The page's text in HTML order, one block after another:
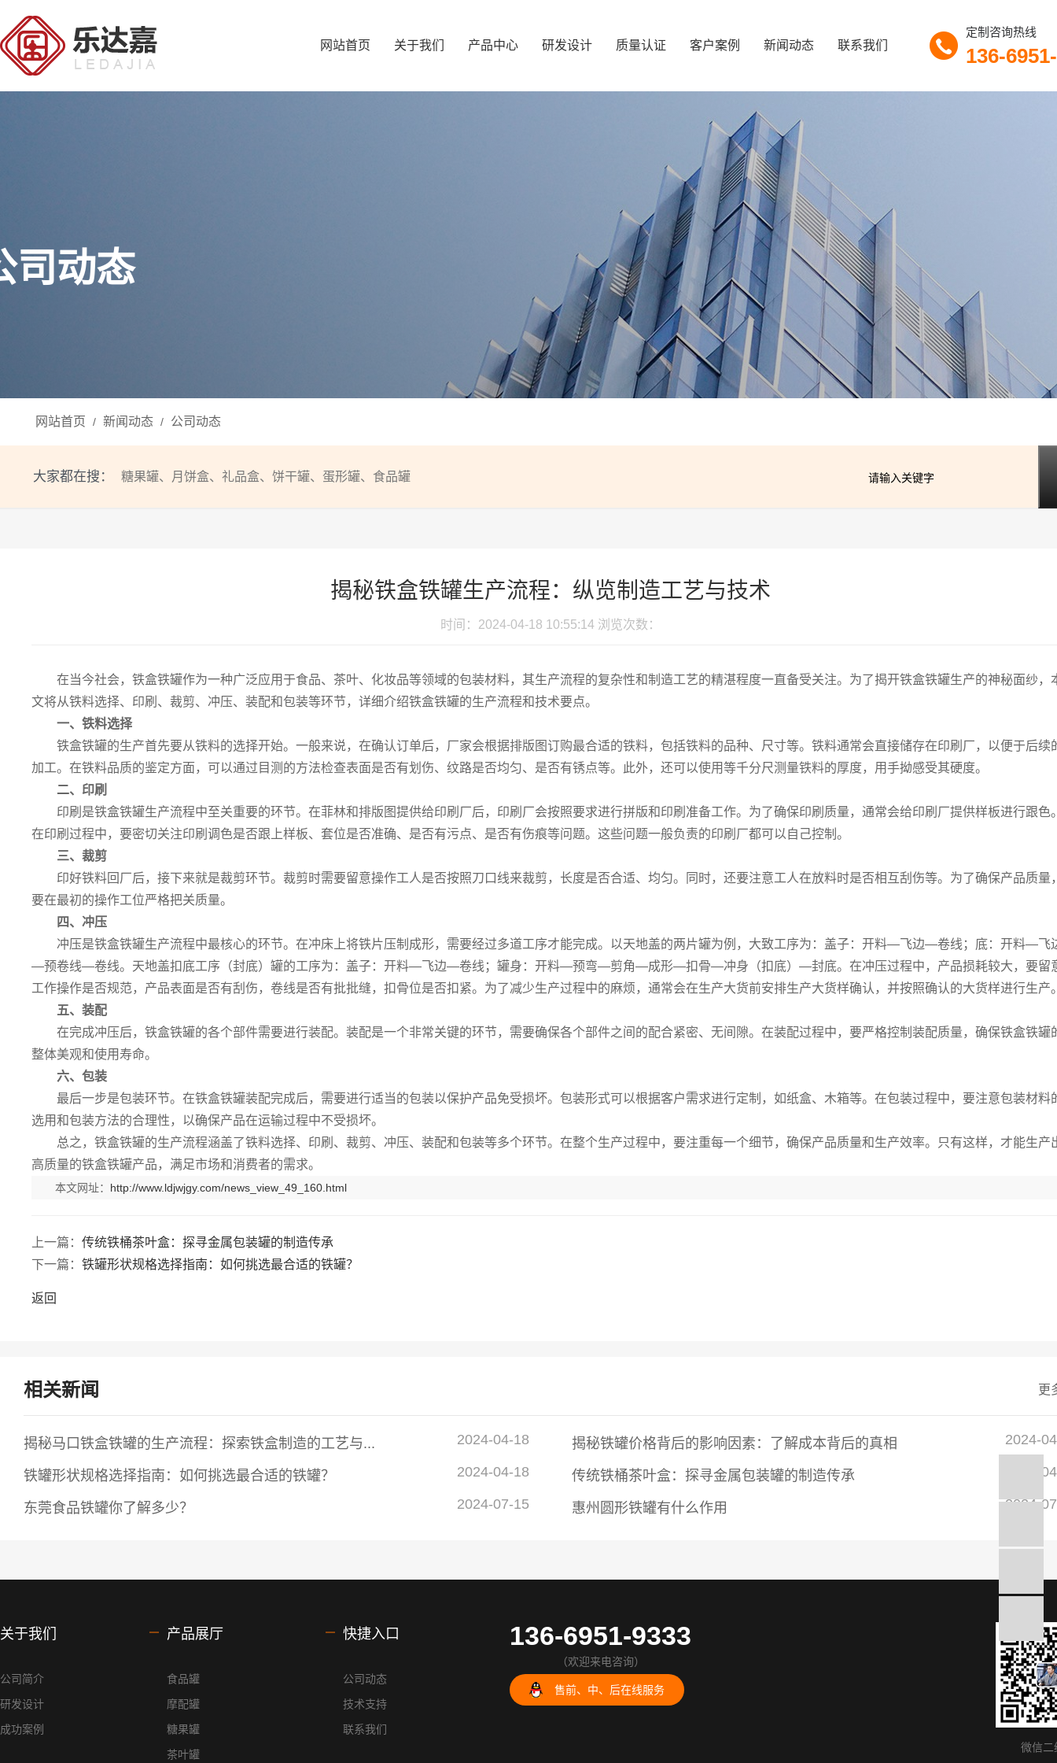
网站首页 关于我们 产品中心 研发设计 质量认证 客户案例 新闻动态 联系我们
定制咨询热线
136-
司动态
网站首页 / 新闻动态 / 公司动态
大家都在搜： 糖果罐、 月饼盒、 礼品盒、 饼干罐、 蛋形罐、 食品罐
揭秘铁盒铁罐生产流程：纵览制造工艺与技术
时间：2024-04-18 10:55:14 浏览次数：
在当今社会，铁盒铁罐作为一种广泛应用于食品、茶叶、化妆品等领域的包装材料，其生产流程的复杂性和制造工艺的精湛程度一直备受关注。为了揭开铁盒铁罐生产的神秘面纱，
文将从铁料选择、印刷、裁剪、冲压、装配和包装等环节，详细介绍铁盒铁罐的生产流程和技术要点。
一、铁料选择
铁盒铁罐的生产首先要从铁料的选择开始。一般来说，在确认订单后，厂家会根据排版图订购最合适的铁料，包括铁料的品种、尺寸等。铁料通常会直接储存在印刷厂，以便于后续
加工。在铁料品质的鉴定方面，可以通过目测的方法检查表面是否有划伤、纹路是否均匀、是否有锈点等。此外，还可以使用等千分尺测量铁料的厚度，用手拗感受其硬度。
二、印刷
印刷是铁盒铁罐生产流程中至关重要的环节。在菲林和排版图提供给印刷厂后，印刷厂会按照要求进行拼版和印刷准备工作。为了确保印刷质量，通常会给印刷厂提供样板进行跟色
在印刷过程中，要密切关注印刷调色是否跟上样板、套位是否准确、是否有污点、是否有伤痕等问题。这些问题一般负责的印刷厂都可以自己控制。
三、裁剪
印好铁料回厂后，接下来就是裁剪环节。裁剪时需要留意操作工人是否按照刀口线来裁剪，长度是否合适、均匀。同时，还要注意工人在放料时是否相互刮伤等。为了确保产品质量
要在最初的操作工位严格把关质量。
四、冲压
冲压是铁盒铁罐生产流程中最核心的环节。在冲床上将铁片压制成形，需要经过多道工序才能完成。以天地盖的两片罐为例，大致工序为：盖子：开料—飞边—卷线；底：开料—飞
—预卷线—卷线。天地盖扣底工序（封底）罐的工序为：盖子：开料—飞边—卷线；罐身：开料—预弯—剪角—成形—扣骨—冲身（扣底）—封底。在冲压过程中，产品损耗较大，要留
工作操作是否规范，产品表面是否有刮伤，卷线是否有批批缝，扣骨位是否扣紧。为了减少生产过程中的麻烦，通常会在生产大货前安排生产大货样确认，并按照确认的大货样进行生产
五、装配
在完成冲压后，铁盒铁罐的各个部件需要进行装配。装配是一个非常关键的环节，需要确保各个部件之间的配合紧密、无间隙。在装配过程中，要严格控制装配质量，确保铁盒铁罐
整体美观和使用寿命。
六、包装
最后一步是包装环节。在铁盒铁罐装配完成后，需要进行适当的包装以保护产品免受损坏。包装形式可以根据客户需求进行定制，如纸盒、木箱等。在包装过程中，要注意包装材料
选用和包装方法的合理性，以确保产品在运输过程中不受损坏。
总之，铁盒铁罐的生产流程涵盖了铁料选择、印刷、裁剪、冲压、装配和包装等多个环节。在整个生产过程中，要注重每一个细节，确保产品质量和生产效率。只有这样，才能生产
高质量的铁盒铁罐产品，满足市场和消费者的需求。
本文网址： http://www.ldjwjgy.com/news_view_49_160.html
上一篇： 传统铁桶茶叶盒：探寻金属包装罐的制造传承
下一篇： 铁罐形状规格选择指南：如何挑选最合适的铁罐？
返回
相关新闻 更
揭秘马口铁盒铁罐的生产流程：探索铁盒制造的工艺与... 2024-04-18 揭秘铁罐价格背后的影响因素：了解成本背后的真相 2024-
铁罐形状规格选择指南：如何挑选最合适的铁罐？ 2024-04-18 传统铁桶茶叶盒：探寻金属包装罐的制造传承 2024-
东莞食品铁罐你了解多少？ 2024-07-15 惠州圆形铁罐有什么作用 2024-
关于我们
公司简介
研发设计
成功案例
产品展厅
食品罐
摩配罐
糖果罐
茶叶罐
快捷入口
公司动态
技术支持
联系我们
136-6951-9333
（欢迎来电咨询）
售前、中、后在线服务
微信二